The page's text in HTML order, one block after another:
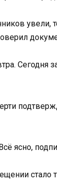
увели,
Сегодня
ясно,
стало